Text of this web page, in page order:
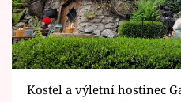
Kostel a výletní hostinec